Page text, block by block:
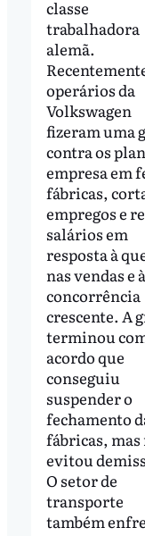
classe
trabalhadora
alemã.
operários da
Volkswagen
fizeram uma
contra os
empresa em
fábricas,
empregos e
salários em
resposta à
nas vendas e à
concorrência
crescente. A
terminou
acordo que
conseguiu
suspender o
fechamento
fábricas, mas
evitou
O setor de
transporte
também